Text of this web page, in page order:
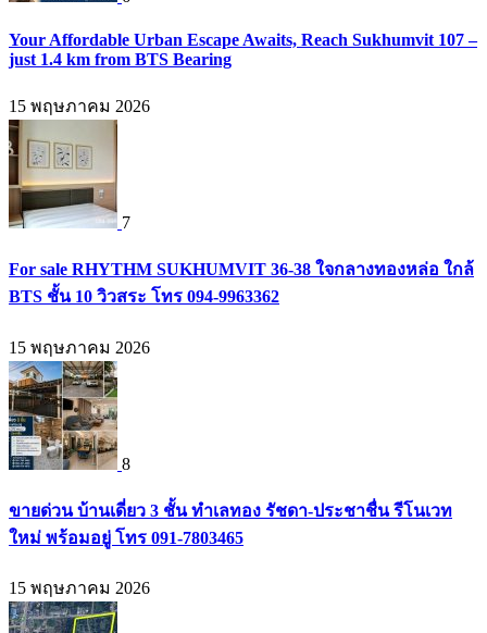
Your Affordable Urban Escape Awaits, Reach Sukhumvit 107 –
just 1.4 km from BTS Bearing
15 พฤษภาคม 2026
7
For sale RHYTHM SUKHUMVIT 36-38 ใจกลางทองหล่อ ใกล้
BTS ชั้น 10 วิวสระ โทร 094-9963362
15 พฤษภาคม 2026
8
ขายด่วน บ้านเดี่ยว 3 ชั้น ทำเลทอง รัชดา-ประชาชื่น รีโนเวท
ใหม่ พร้อมอยู่ โทร 091-7803465
15 พฤษภาคม 2026